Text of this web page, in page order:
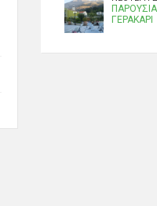
ΓΕΡΑΚΑΡΙ